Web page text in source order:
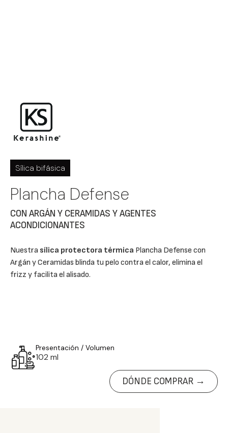
Sílica bifásica
Plancha Defense
CON ARGÁN Y CERAMIDAS Y AGENTES
ACONDICIONANTES
Nuestra sílica protectora térmica Plancha Defense con
Argán y Ceramidas blinda tu pelo contra el calor, elimina el
frizz y facilita el alisado.
Presentación / Volumen
102 ml
DÓNDE COMPRAR →